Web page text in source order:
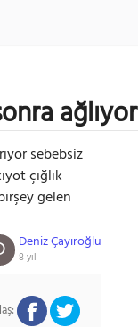
ağlıyor
sebebsiz
çığlık
gelen
Deniz Çayıroğlu
8 yıl